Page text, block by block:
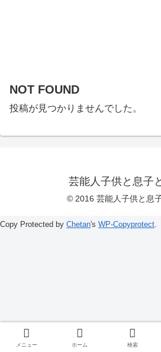
NOT FOUND
投稿が見つかりませんでした。
芸能人子供と息子
© 2016 芸能人子供と息
メニュー ホーム 検索
Copy Protected by Chetan's WP-Copyprotect.